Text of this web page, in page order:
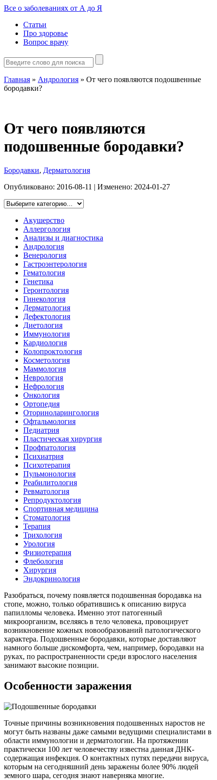
Все о заболеваниях от А до Я
Статьи
Про здоровье
Вопрос врачу
Главная » Андрология » От чего появляются подошвенные
бородавки?
От чего появляются
подошвенные бородавки?
Бородавки, Дерматология
Опубликовано: 2016-08-11 | Изменено: 2024-01-27
Акушерство
Аллергология
Анализы и диагностика
Андрология
Венерология
Гастроэнтерология
Гематология
Генетика
Геронтология
Гинекология
Дерматология
Дефектология
Диетология
Иммунология
Кардиология
Колопроктология
Косметология
Маммология
Неврология
Нефрология
Онкология
Ортопедия
Оториноларингология
Офтальмология
Педиатрия
Пластическая хирургия
Профпатология
Психиатрия
Психотерапия
Пульмонология
Реабилитология
Ревматология
Репродуктология
Спортивная медицина
Стоматология
Терапия
Трихология
Урология
Физиотерапия
Флебология
Хирургия
Эндокринология
Разобраться, почему появляется подошвенная бородавка на
стопе, можно, только обратившись к описанию вируса
папилломы человека. Именно этот патогенный
микроорганизм, вселяясь в тело человека, провоцирует
возникновение кожных новообразований патологического
характера. Подошвенные бородавки, которые доставляют
намного больше дискомфорта, чем, например, бородавки на
руках, по распространенности среди взрослого населения
занимают высокие позиции.
Особенности заражения
Точные причины возникновения подошвенных наростов не
могут быть названы даже самыми ведущими специалистами в
области иммунологии и дерматологии. На протяжении
практически 100 лет человечеству известна данная ДНК-
содержащая инфекция. О контактных путях передачи вируса,
которым на сегодняшний день заражены более 90% людей
земного шара, сегодня знают наверняка многие.